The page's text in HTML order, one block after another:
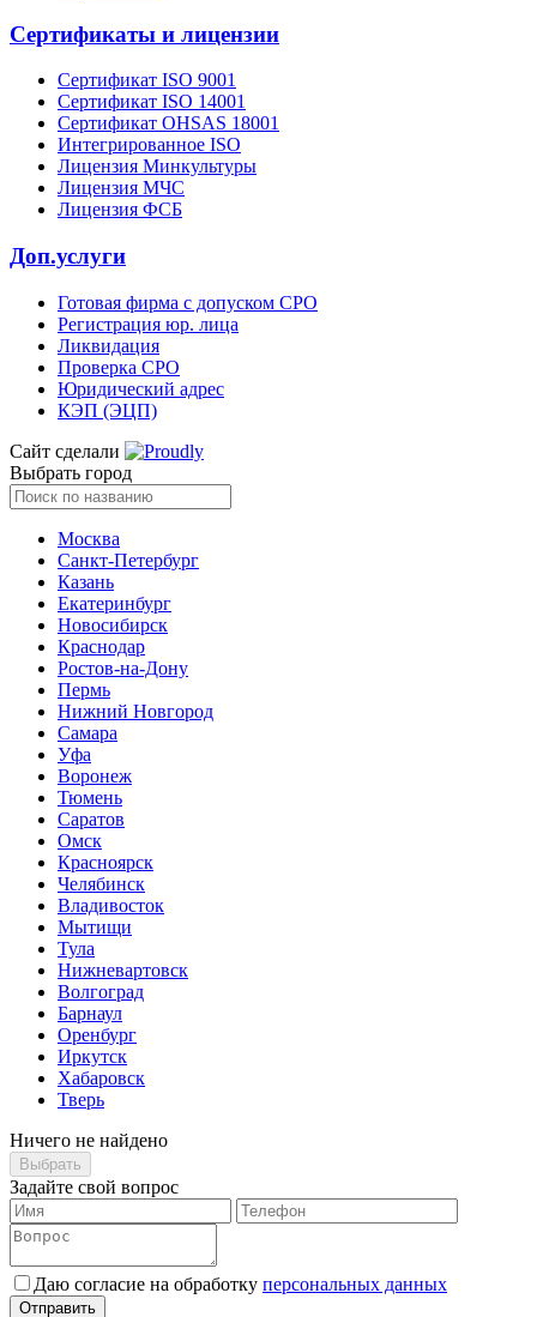
Сертификаты и лицензии
Сертификат ISO 9001
Сертификат ISO 14001
Сертификат OHSAS 18001
Интегрированное ISO
Лицензия Минкультуры
Лицензия МЧС
Лицензия ФСБ
Доп.услуги
Готовая фирма с допуском СРО
Регистрация юр. лица
Ликвидация
Проверка СРО
Юридический адрес
КЭП (ЭЦП)
Сайт сделали
Выбрать город
Москва
Санкт-Петербург
Казань
Екатеринбург
Новосибирск
Краснодар
Ростов-на-Дону
Пермь
Нижний Новгород
Самара
Уфа
Воронеж
Тюмень
Саратов
Омск
Красноярск
Челябинск
Владивосток
Мытищи
Тула
Нижневартовск
Волгоград
Барнаул
Оренбург
Иркутск
Хабаровск
Тверь
Ничего не найдено
Выбрать
Задайте свой вопрос
Даю согласие на обработку персональных данных
Отправить